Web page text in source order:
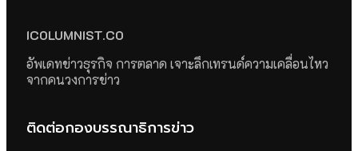
ICOLUMNIST.CO
อัพเดทข่าวธุรกิจ การตลาด เจาะลึกเทรนด์ความเคลื่อนไหว
จากคนวงการข่าว
ติดต่อกองบรรณาธิการข่าว